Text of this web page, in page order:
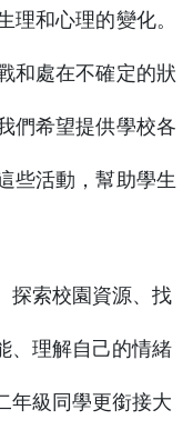
理和心理的變化。
和處在不確定的狀
們希望提供學校各
些活動，幫助學生
探索校園資源、找
、理解自己的情緒
年級同學更銜接大